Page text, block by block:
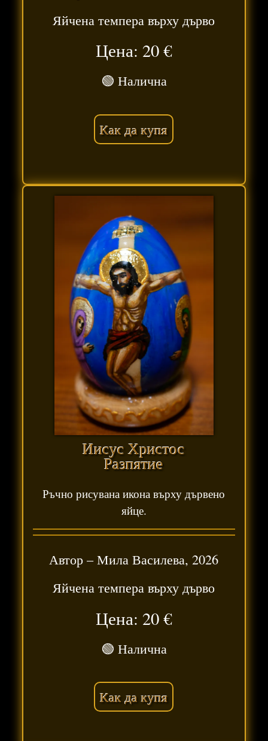
Яйчена темпера върху дърво
Цена: 20€
🟢 Налична
Как да купя
Иисус Христос
Разпятие
Ръчно рисувана икона върху дървено
яйце.
Автор –Мила Василева,2026
Яйчена темпера върху дърво
Цена: 20€
🟢 Налична
Как да купя